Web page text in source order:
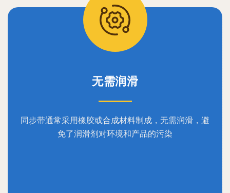
无需润滑
同步带通常采用橡胶或合成材料制成，无需润滑，避
免了润滑剂对环境和产品的污染